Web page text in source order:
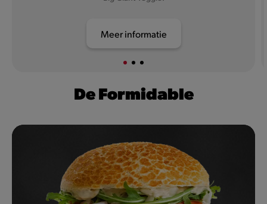
Meer informatie
De Formidable